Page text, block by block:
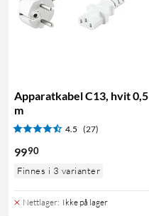
Apparatkabel C13, hvit 0,5
m
4.5 (27)
9990
Finnes i 3 varianter
Nettlager: Ikke på lager